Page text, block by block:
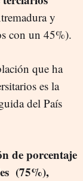
y
con un 45%).
que ha
es la
del País
de porcentaje
(75%),